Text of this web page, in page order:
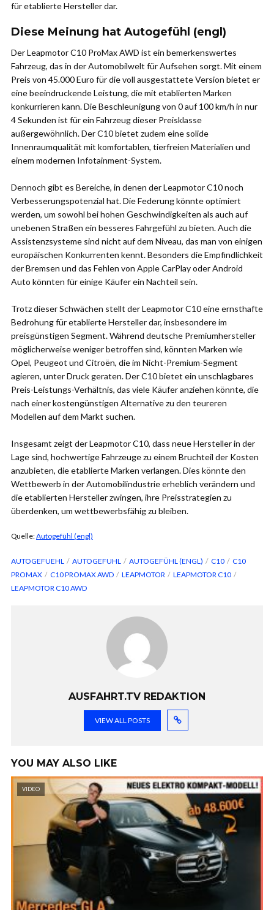
für etablierte Hersteller dar.
Diese Meinung hat Autogefühl (engl)
Der Leapmotor C10 ProMax AWD ist ein bemerkenswertes
Fahrzeug, das in der Automobilwelt für Aufsehen sorgt. Mit einem
Preis von 45.000 Euro für die voll ausgestattete Version bietet er
eine beeindruckende Leistung, die mit etablierten Marken
konkurrieren kann. Die Beschleunigung von 0 auf 100 km/h in nur
4 Sekunden ist für ein Fahrzeug dieser Preisklasse
außergewöhnlich. Der C10 bietet zudem eine solide
Innenraumqualität mit komfortablen, tierfreien Materialien und
einem modernen Infotainment-System.
Dennoch gibt es Bereiche, in denen der Leapmotor C10 noch
Verbesserungspotenzial hat. Die Federung könnte optimiert
werden, um sowohl bei hohen Geschwindigkeiten als auch auf
unebenen Straßen ein besseres Fahrgefühl zu bieten. Auch die
Assistenzsysteme sind nicht auf dem Niveau, das man von einigen
europäischen Konkurrenten kennt. Besonders die Empfindlichkeit
der Bremsen und das Fehlen von Apple CarPlay oder Android
Auto könnten für einige Käufer ein Nachteil sein.
Trotz dieser Schwächen stellt der Leapmotor C10 eine ernsthafte
Bedrohung für etablierte Hersteller dar, insbesondere im
preisgünstigen Segment. Während deutsche Premiumhersteller
möglicherweise weniger betroffen sind, könnten Marken wie
Opel, Peugeot und Citroën, die im Nicht-Premium-Segment
agieren, unter Druck geraten. Der C10 bietet ein unschlagbares
Preis-Leistungs-Verhältnis, das viele Käufer anziehen könnte, die
nach einer kostengünstigen Alternative zu den teureren
Modellen auf dem Markt suchen.
Insgesamt zeigt der Leapmotor C10, dass neue Hersteller in der
Lage sind, hochwertige Fahrzeuge zu einem Bruchteil der Kosten
anzubieten, die etablierte Marken verlangen. Dies könnte den
Wettbewerb in der Automobilindustrie erheblich verändern und
die etablierten Hersteller zwingen, ihre Preisstrategien zu
überdenken, um wettbewerbsfähig zu bleiben.
Quelle:Autogefühl (engl)
AUTOGEFUEHL AUTOGEFUHL AUTOGEFÜHL (ENGL) C10
C10
PROMAX
C10 PROMAX AWD LEAPMOTOR
LEAPMOTOR C10
LEAPMOTOR C10 AWD
AUSFAHRT.TV REDAKTION
VIEW ALL POSTS
YOU MAY ALSO LIKE
VIDEO